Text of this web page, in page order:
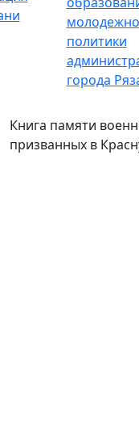
Книга памяти
призванных в